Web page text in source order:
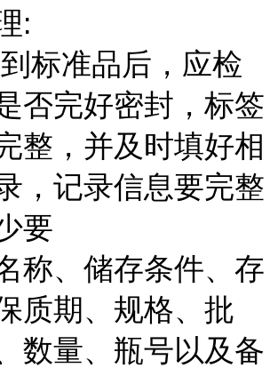
:
标准品后，应检
否完好密封，标签
整，并及时填好相
，记录信息要完整
要
称、储存条件、存
质期、规格、批
数量、瓶号以及备